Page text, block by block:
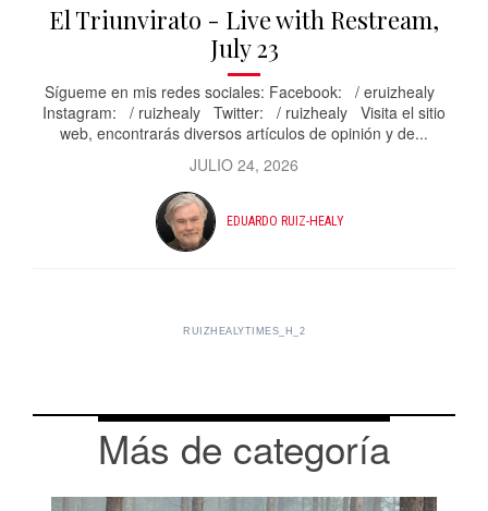
El Triunvirato - Live with Restream,
July 23
Sígueme en mis redes sociales: Facebook: / eruizhealy
Instagram: / ruizhealy Twitter: / ruizhealy Visita el sitio
web, encontrarás diversos artículos de opinión y de...
JULIO 24, 2026
EDUARDO RUIZ-HEALY
RUIZHEALYTIMES_H_2
Más de categoría